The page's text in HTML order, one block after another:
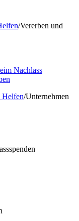
/Vererben und
Nachlass
Helfen/Unternehmen